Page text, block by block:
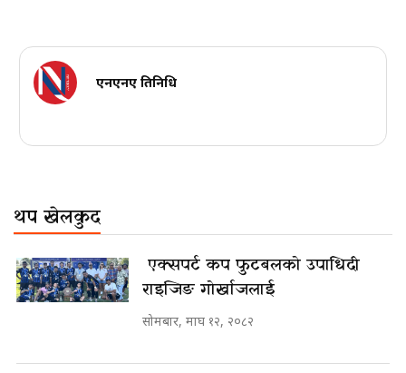
एनएनए प्रतिनिधि
थप खेलकुद
​​​​​​​ एक्सपर्ट कप फुटबलको उपाधि दी
राइजिङ गोर्खाजलाई
सोमबार, माघ १२, २०८२